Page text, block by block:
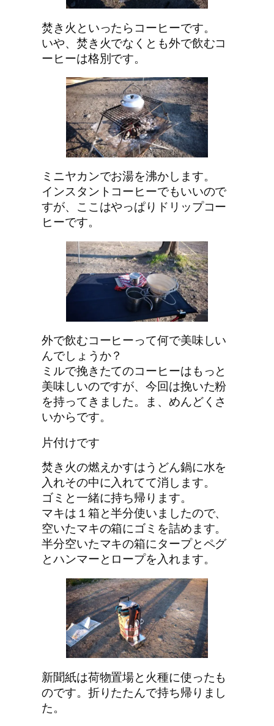
焚き火といったらコーヒーです。
いや、焚き火でなくとも外で飲むコ
ーヒーは格別です。
ミニヤカンでお湯を沸かします。
インスタントコーヒーでもいいので
すが、ここはやっぱりドリップコー
ヒーです。
外で飲むコーヒーって何で美味しい
んでしょうか？
ミルで挽きたてのコーヒーはもっと
美味しいのですが、今回は挽いた粉
を持ってきました。ま、めんどくさ
いからです。
片付けです
焚き火の燃えかすはうどん鍋に水を
入れその中に入れてて消します。
ゴミと一緒に持ち帰ります。
マキは１箱と半分使いましたので、
空いたマキの箱にゴミを詰めます。
半分空いたマキの箱にタープとペグ
とハンマーとロープを入れます。
新聞紙は荷物置場と火種に使ったも
のです。折りたたんで持ち帰りまし
た。